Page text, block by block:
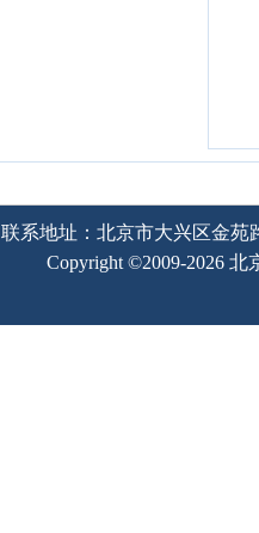
联系地址：北京市大兴区金苑
Copyright ©2009-2026 北